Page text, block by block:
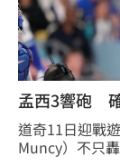
17:11
17:10
孟西3響砲
道奇11日迎戰
Muncy）不只